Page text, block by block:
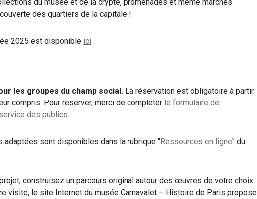
du musée et de la crypte, promenades et même marches
des quartiers de la capitale !
2025 est disponible ici
les groupes du champ social. La réservation est obligatoire à partir
compris. Pour réserver, merci de compléter le formulaire de
service des publics.
adaptées sont disponibles dans la rubrique "Ressources en ligne" du
construisez un parcours original autour des œuvres de votre choix.
visite, le site Internet du musée Carnavalet – Histoire de Paris propose